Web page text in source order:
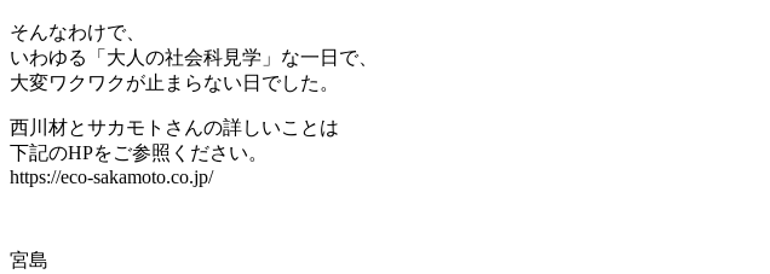
そんなわけで、
いわゆる「大人の社会科見学」な一日で、
大変ワクワクが止まらない日でした。
西川材とサカモトさんの詳しいことは
下記のHPをご参照ください。
https://eco-sakamoto.co.jp/
宮島